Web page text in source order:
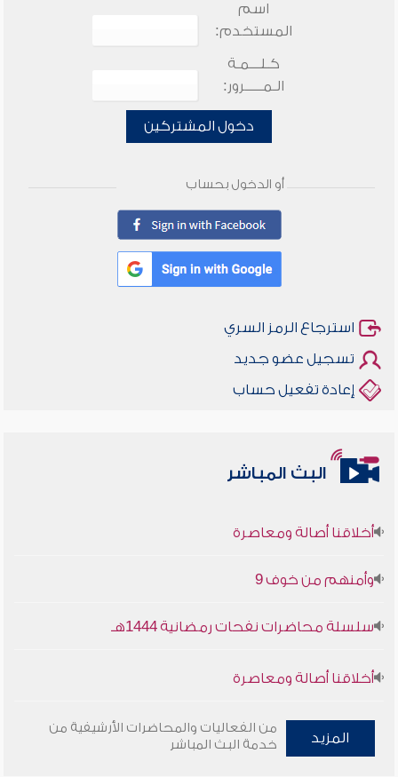
اسم
المستخدم:
كـلـــمـة
الـمـــــرور:
دخول المشتركين
أو الدخول بحساب
استرجاع الرمز السري
تسجيل عضو جديد
إعادة تفعيل حساب
البث المباشر
سلسلة محاضرات نفحات رمضانية 1444هـ
المزيد
من الفعاليات والمحاضرات الأرشيفية من
خدمة البث المباشر